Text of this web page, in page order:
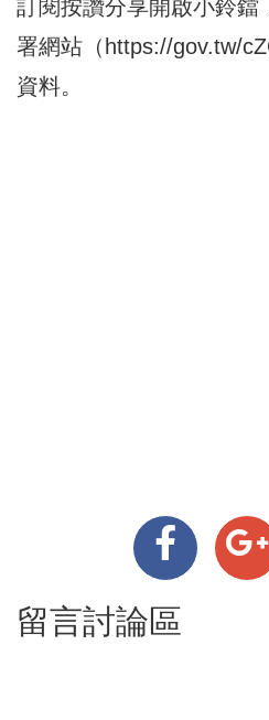
訂閱按讚分享開啟小鈴鐺
署網站（ https://gov.tw/
資料。
留言討論區